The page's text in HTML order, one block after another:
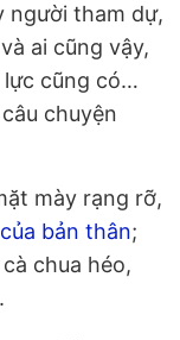
người tham dự,
ai cũng vậy,
lực cũng có…
chuyện
mày rạng rỡ,
bản thân;
chua héo,